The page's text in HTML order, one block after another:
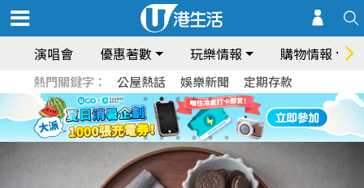
演唱會 優惠著數 玩樂情報 購物情報
熱門關鍵字： 公屋熱話 娛樂新聞 定期存款